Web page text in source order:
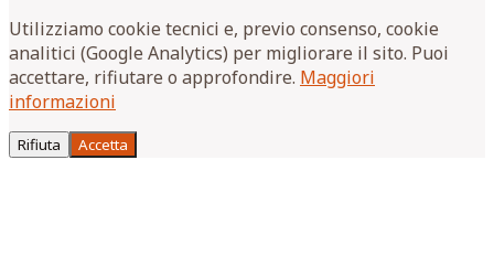
Utilizziamo cookie tecnici e, previo consenso, cookie
analitici (Google Analytics) per migliorare il sito. Puoi
accettare, rifiutare o approfondire. Maggiori
informazioni
Rifiuta Accetta